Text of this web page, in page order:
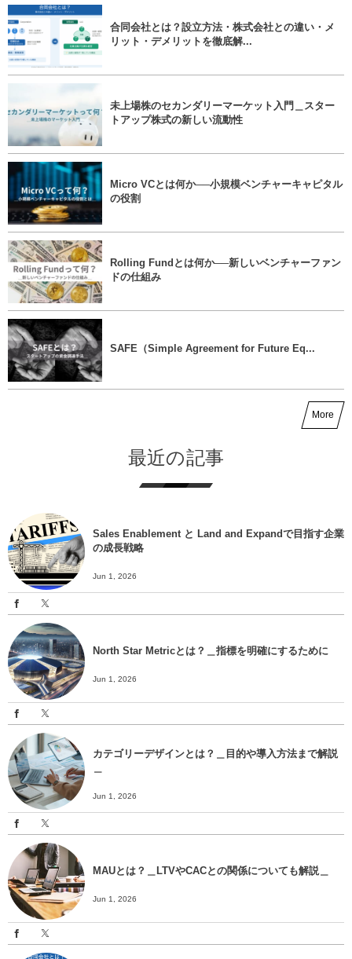
合同会社とは？設立方法・株式会社との違い・メ
リット・デメリットを徹底解...
未上場株のセカンダリーマーケット入門＿スター
トアップ株式の新しい流動性
Micro VCとは何か──小規模ベンチャーキャピタル
の役割
Rolling Fundとは何か──新しいベンチャーファン
ドの仕組み
SAFE（Simple Agreement for Future Eq...
More
最近の記事
Sales Enablement と Land and Expandで目指す企業
の成長戦略
Jun 1, 2026
North Star Metricとは？＿指標を明確にするために
Jun 1, 2026
カテゴリーデザインとは？＿目的や導入方法まで解説
Jun 1, 2026
MAUとは？＿LTVやCACとの関係についても解説＿
Jun 1, 2026